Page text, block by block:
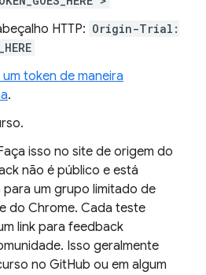
HTTP: Origin-Trial:
token de maneira
.
isso no site de origem do
não é público e está
para um grupo limitado de
do Chrome. Cada teste
link para feedback
Isso geralmente
no GitHub ou em algum